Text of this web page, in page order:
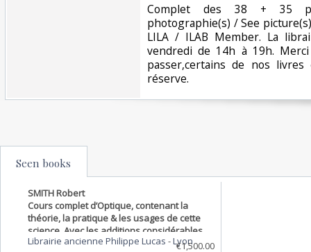
‎Complet des 38 + 35
photographie(s) / See
LILA / ILAB Member. La
vendredi de 14h à 19h.
passer,certains de nos
réserve. ‎
Seen books
SMITH Robert
Cours complet d’Optique, contenant la
théorie, la pratique & les usages de cette
science. Avec les additions considérables
sur toutes les nouvelles découvertes qu’on
Librairie ancienne Philippe Lucas -Lyon
€1,500.00